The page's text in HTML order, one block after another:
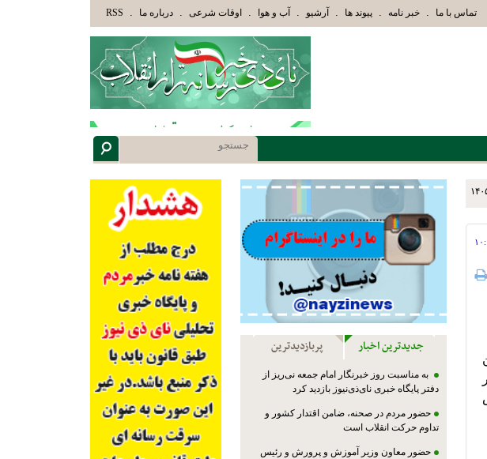
فَيَتَّبِعُونَ أَحْسَنَهُ أُوْلَئِكَ الَّذِينَ هَدَاهُمُ اللَّهُ وَأُوْلَئِكَ هُمْ أُوْلُوا الْأَلْبَابِ» عاقلان هدایت یافته،حرفها را میشنوند و سپس
تماس با ما . خبر نامه . پیوند ها . آرشیو . آب و هوا . اوقات شرعی . درباره ما .
RSS
جدیدترین اخبار پربازدیدترین
به مناسبت روز خبرنگار امام جمعه نی‌ریز از
دفتر پایگاه خبری نای‌ذی‌نیوز بازدید کرد
حضور مردم در صحنه، ضامن اقتدار کشور و
تداوم حرکت انقلاب است
حضور معاون وزیر آموزش و پرورش و رئیس